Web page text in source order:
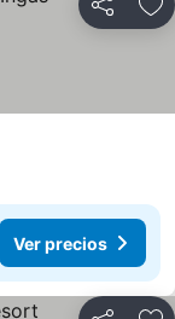
Compartir
Ver precios